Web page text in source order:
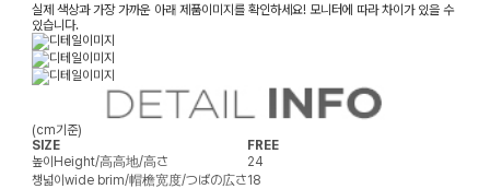
실제 색상과 가장 가까운 아래 제품이미지를 확인하세요! 모니터에 따라 차이가 있을 수
있습니다.
(cm기준)
SIZE
FREE
높이Height/高高地/高さ
24
챙넓이wide brim/帽檐宽度/つばの広さ18